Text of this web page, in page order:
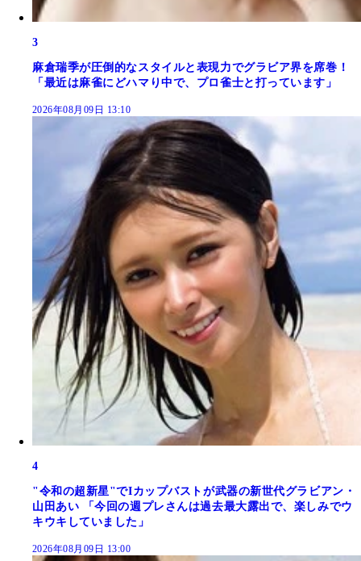
3
麻倉瑞季が圧倒的なスタイルと表現力でグラビア界を席巻！
「最近は麻雀にどハマり中で、プロ雀士と打っています」
2026年08月09日 13:10
4
"令和の超新星"でIカップバストが武器の新世代グラビアン・
山田あい 「今回の週プレさんは過去最大露出で、楽しみでウ
キウキしていました」
2026年08月09日 13:00